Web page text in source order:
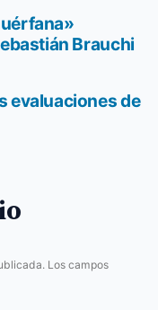
evaluaciones de
Brauchi
Los campos